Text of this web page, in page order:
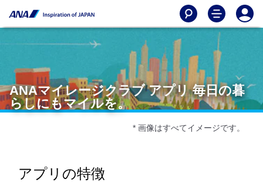
ANAマイレージクラブ アプリ 毎日の暮
らしにもマイルを。
* 画像はすべてイメージです。
アプリの特徴